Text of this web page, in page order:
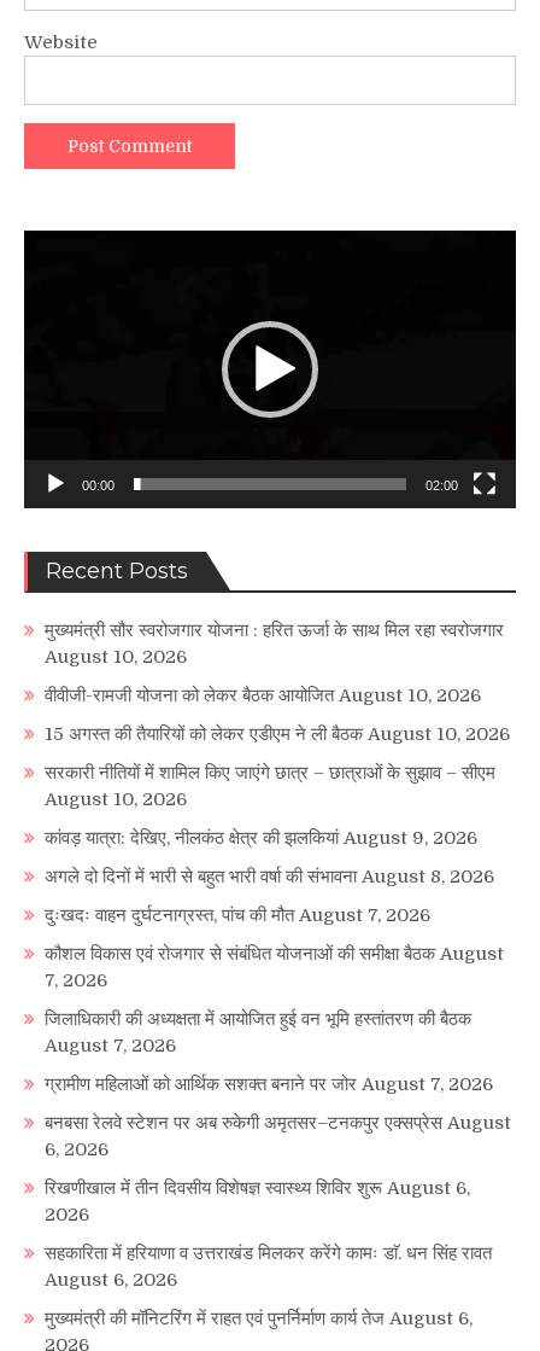
Website
00:00 02:00
Recent Posts
मुख्यमंत्री सौर स्वरोजगार योजना : हरित ऊर्जा के साथ मिल रहा स्वरोजगार
August 10, 2026
वीवीजी-रामजी योजना को लेकर बैठक आयोजित August 10, 2026
15 अगस्त की तैयारियों को लेकर एडीएम ने ली बैठक August 10, 2026
सरकारी नीतियों में शामिल किए जाएंगे छात्र – छात्राओं के सुझाव – सीएम
August 10, 2026
कांवड़ यात्रा: देखिए, नीलकंठ क्षेत्र की झलकियां August 9, 2026
अगले दो दिनों में भारी से बहुत भारी वर्षा की संभावना August 8, 2026
दुःखदः वाहन दुर्घटनाग्रस्त, पांच की मौत August 7, 2026
कौशल विकास एवं रोजगार से संबंधित योजनाओं की समीक्षा बैठक August
7, 2026
जिलाधिकारी की अध्यक्षता में आयोजित हुई वन भूमि हस्तांतरण की बैठक
August 7, 2026
ग्रामीण महिलाओं को आर्थिक सशक्त बनाने पर जोर August 7, 2026
बनबसा रेलवे स्टेशन पर अब रुकेगी अमृतसर–टनकपुर एक्सप्रेस August
6, 2026
रिखणीखाल में तीन दिवसीय विशेषज्ञ स्वास्थ्य शिविर शुरू August 6,
2026
सहकारिता में हरियाणा व उत्तराखंड मिलकर करेंगे कामः डाॅ. धन सिंह रावत
August 6, 2026
मुख्यमंत्री की मॉनिटरिंग में राहत एवं पुनर्निर्माण कार्य तेज August 6,
2026